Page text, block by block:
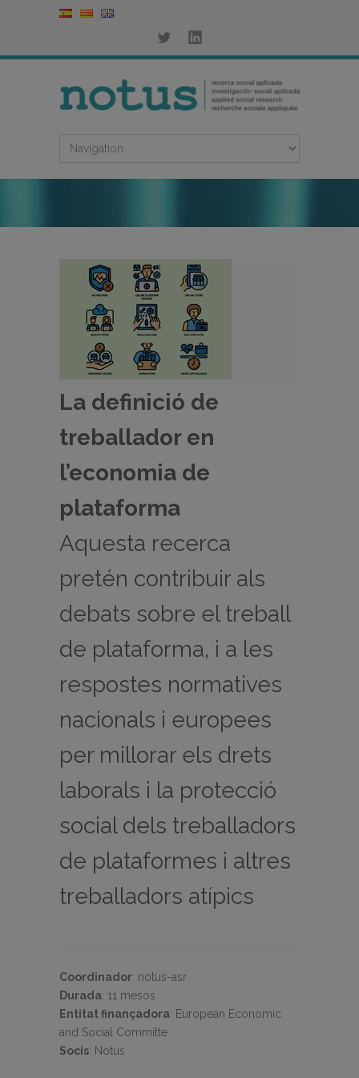
La definició de
treballador en
l’economia de
plataforma
Aquesta recerca
pretén contribuir als
debats sobre el treball
de plataforma, i a les
respostes normatives
nacionals i europees
per millorar els drets
laborals i la protecció
social dels treballadors
de plataformes i altres
treballadors atípics
Coordinador: notus-asr
Durada: 11 mesos
Entitat finançadora: European Economic
and Social Committe
Socis: Notus